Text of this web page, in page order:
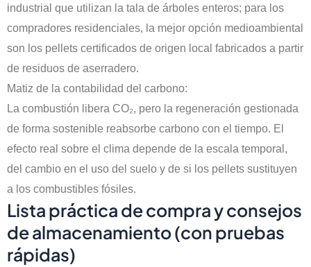
industrial que utilizan la tala de árboles enteros; para los
compradores residenciales, la mejor opción medioambiental
son los pellets certificados de origen local fabricados a partir
de residuos de aserradero.
Matiz de la contabilidad del carbono:
La combustión libera CO₂, pero la regeneración gestionada
de forma sostenible reabsorbe carbono con el tiempo. El
efecto real sobre el clima depende de la escala temporal,
del cambio en el uso del suelo y de si los pellets sustituyen
a los combustibles fósiles.
Lista práctica de compra y consejos
de almacenamiento (con pruebas
rápidas)